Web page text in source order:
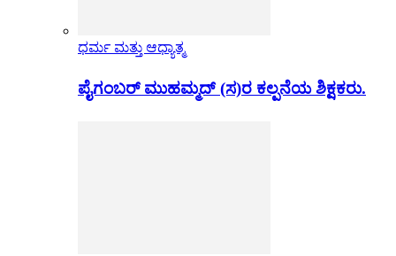
ಧರ್ಮ ಮತ್ತು ಆಧ್ಯಾತ್ಮ
ಪೈಗಂಬರ್ ಮುಹಮ್ಮದ್ (ಸ)ರ ಕಲ್ಪನೆಯ ಶಿಕ್ಷಕರು.